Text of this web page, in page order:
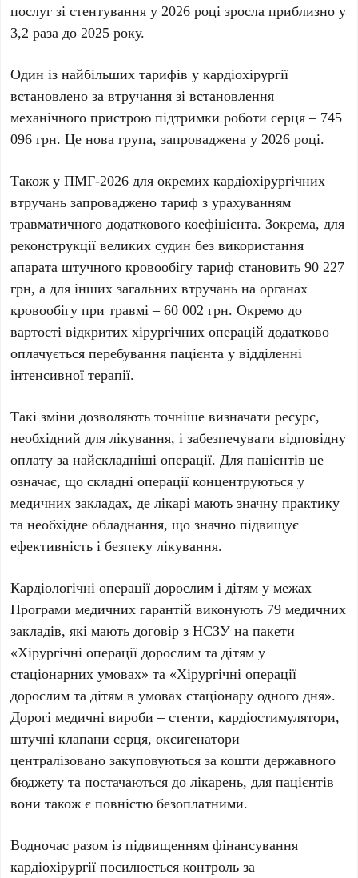
послуг зі стентування у2026 році зросла приблизно у
3,2 раза до2025 року.
Один із найбільших тарифів у кардіохірургії
встановлено за втручання зі встановлення
механічного пристрою підтримки роботи серця – 745
096 грн. Це нова група, запроваджена у2026 році.
Також уПМГ-2026 для окремих кардіохірургічних
втручань запроваджено тариф з урахуванням
травматичного додаткового коефіцієнта. Зокрема, для
реконструкції великих судин без використання
апарата штучного кровообігу тариф становить90 227
грн, а для інших загальних втручань на органах
кровообігу при травмі –60 002 грн. Окремо до
вартості відкритих хірургічних операцій додатково
оплачується перебування пацієнта у відділенні
інтенсивної терапії.
Такі зміни дозволяють точніше визначати ресурс,
необхідний для лікування, і забезпечувати відповідну
оплату за найскладніші операції. Для пацієнтів це
означає, що складні операції концентруються у
медичних закладах, де лікарі мають значну практику
та необхідне обладнання, що значно підвищує
ефективність і безпеку лікування.
Кардіологічні операції дорослим і дітям у межах
Програми медичних гарантій виконують 79 медичних
закладів, які мають договір зНСЗУ на пакети
«Хірургічні операції дорослим та дітям у
стаціонарних умовах» та «Хірургічні операції
дорослим та дітям в умовах стаціонару одного дня».
Дорогі медичні вироби – стенти, кардіостимулятори,
штучні клапани серця, оксигенатори –
централізовано закуповуються за кошти державного
бюджету та постачаються до лікарень, для пацієнтів
вони також є повністю безоплатними.
Водночас разом із підвищенням фінансування
кардіохірургії посилюється контроль за